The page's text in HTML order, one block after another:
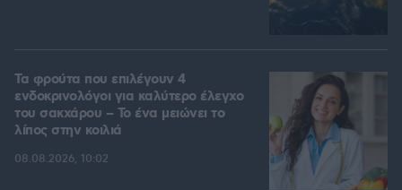
Τα φρούτα που επιλέγουν 4
ενδοκρινολόγοι για καλύτερο έλεγχο
του σακχάρου – Το ένα μειώνει το
λίπος στην κοιλιά
08.08.2026, 10:02